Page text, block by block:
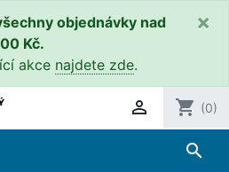
objednávky nad
Kč.
akce najdete zde.
×
 shopping_cart (0)
search